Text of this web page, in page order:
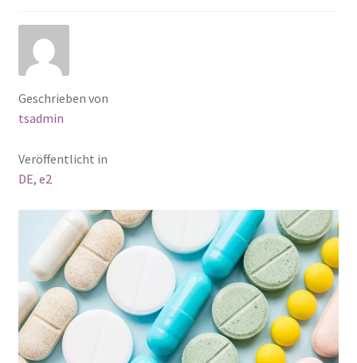
Warenkorb
Kontakt
Geschrieben von
tsadmin
Veröffentlicht in
DE, e2